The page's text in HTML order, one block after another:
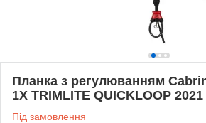
Планка з регулюванням
1X TRIMLITE QUICKLOOP 2021
Під замовлення